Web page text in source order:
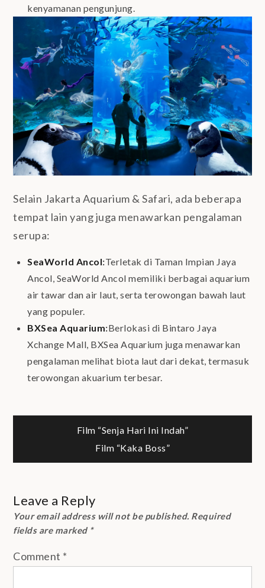
kenyamanan pengunjung.
Selain Jakarta Aquarium & Safari, ada beberapa
tempat lain yang juga menawarkan pengalaman
serupa:
SeaWorld Ancol:Terletak di Taman Impian Jaya
Ancol, SeaWorld Ancol memiliki berbagai aquarium
air tawar dan air laut, serta terowongan bawah laut
yang populer.
BXSea Aquarium:Berlokasi di Bintaro Jaya
Xchange Mall, BXSea Aquarium juga menawarkan
pengalaman melihat biota laut dari dekat, termasuk
terowongan akuarium terbesar.
navigation
Film “Senja Hari Ini Indah”
Film “Kaka Boss”
Leave a Reply
Your email address will not be published. Required
fields are marked *
Comment *